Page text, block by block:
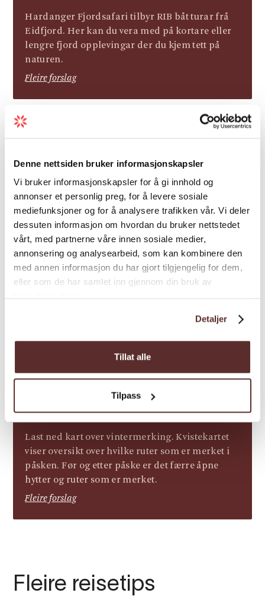
Denne nettsiden bruker informasjonskapsler
Vi bruker informasjonskapsler for å gi innhold og
annonser et personlig preg, for å levere sosiale
mediefunksjoner og for å analysere trafikken vår. Vi deler
dessuten informasjon om hvordan du bruker nettstedet
vårt, med partnerne våre innen sosiale medier,
annonsering og analysearbeid, som kan kombinere den
med annen informasjon du har gjort tilgjengelig for dem,
eller som de har samlet inn gjennom din bruk av
Detaljer
Tillat alle
Tilpass
Hardanger Fjordsafari tilbyr RIB båt turar frå
Eidfjord. Her kan du vera med på kortare eller
lengre fjord opplevingar der du kjem tett på
naturen.
Fleire forslag
Kvistekartet viser oversikt over kva ruter som
er merka i påsken. Før og etter påske er det
færre åpne hytter og ruter som er merka.
DNT merka skiløyper i påsken
Last ned kart over vintermerking. Kvistekartet
viser oversikt over hvilke ruter som er merket i
påsken. Før og etter påske er det færre åpne
hytter og ruter som er merket.
Fleire forslag
Fleire reisetips